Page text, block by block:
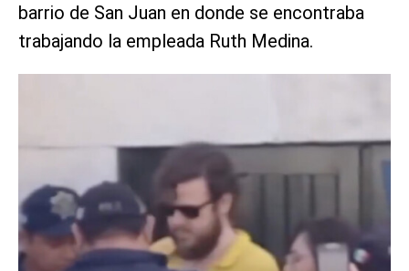
barrio de San Juan en donde se encontraba
trabajando la empleada Ruth Medina.